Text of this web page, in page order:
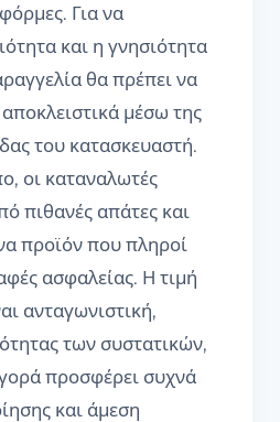
Για να
και η γνησιότητα
θα πρέπει να
μέσω της
του κατασκευαστή.
οι καταναλωτές
πιθανές απάτες και
προϊόν που πληροί
ασφαλείας. Η τιμή
ανταγωνιστική,
των συστατικών,
προσφέρει συχνά
και άμεση